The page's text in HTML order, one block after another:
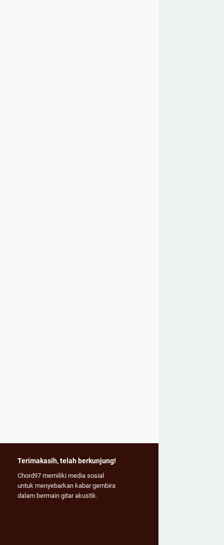
Terimakasih, telah berkunjung!
Chord97 memiliki media sosial
untuk menyebarkan kabar gembira
dalam bermain gitar akustik.